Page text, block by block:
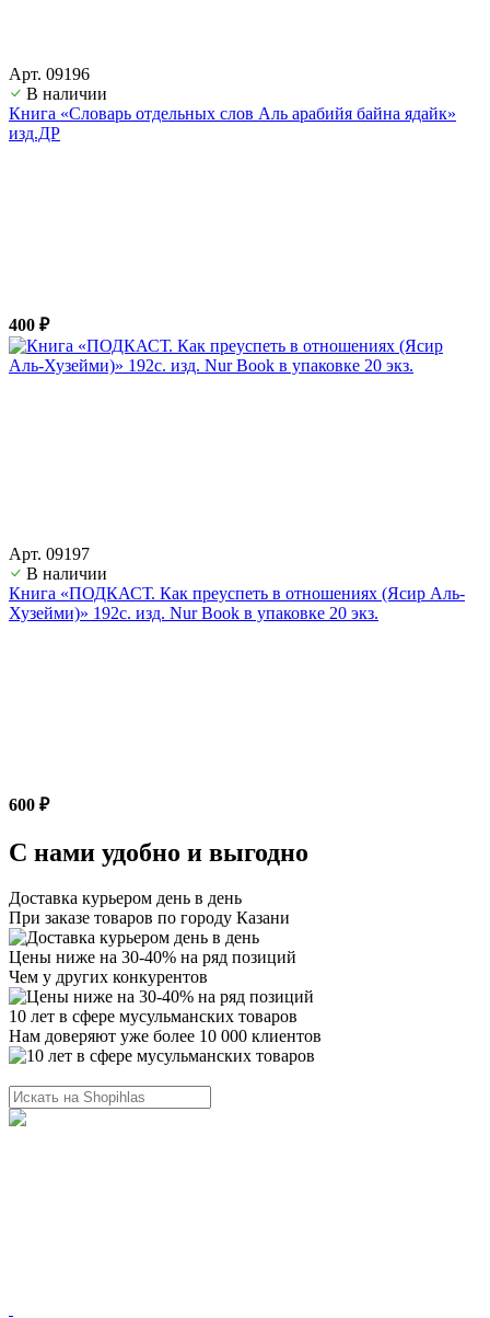
Арт. 09196
В наличии
Книга «Словарь отдельных слов Аль арабийя байна ядайк»
изд.ДР
400 ₽
Арт. 09197
В наличии
Книга «ПОДКАСТ. Как преуспеть в отношениях (Ясир Аль-
Хузейми)» 192с. изд. Nur Book в упаковке 20 экз.
600 ₽
С нами удобно и выгодно
Доставка курьером день в день
При заказе товаров по городу Казани
Цены ниже на 30-40% на ряд позиций
Чем у других конкурентов
10 лет в сфере мусульманских товаров
Нам доверяют уже более 10 000 клиентов